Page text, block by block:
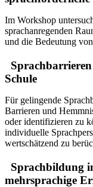
Im Workshop
sprachanregenden
und die Bedeutung
Schule
Für gelingende
Barrieren und
oder identifizieren zu
individuelle
wertschätzend zu
Sprachbildung
mehrsprachige